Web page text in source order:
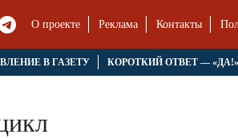
О проекте Реклама Контакты
В ГАЗЕТУ КОРОТКИЙ ОТВЕТ — «ДА!»